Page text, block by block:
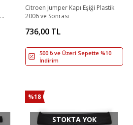
Citroen Jumper Kapı Eşiği Plastik
2006 ve Sonrası
736,00 TL
500 ₺ ve Üzeri Sepette %10
İndirim
%18
STOKTA YOK